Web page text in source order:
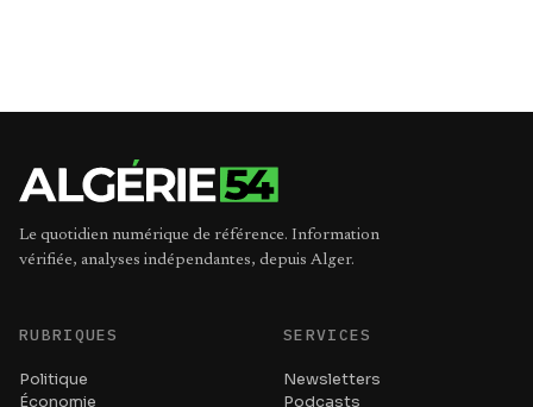
Le quotidien numérique de référence. Information
vérifiée, analyses indépendantes, depuis Alger.
RUBRIQUES
Politique
Économie
SERVICES
Newsletters
Podcasts